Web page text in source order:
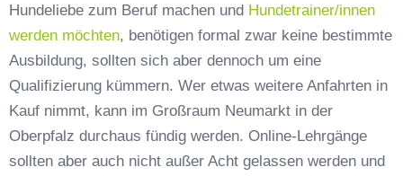
Hundeliebe zum Beruf machen und Hundetrainer/innen
werden möchten, benötigen formal zwar keine bestimmte
Ausbildung, sollten sich aber dennoch um eine
Qualifizierung kümmern. Wer etwas weitere Anfahrten in
Kauf nimmt, kann im Großraum Neumarkt in der
Oberpfalz durchaus fündig werden. Online-Lehrgänge
sollten aber auch nicht außer Acht gelassen werden und